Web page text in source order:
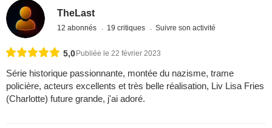
TheLast
12 abonnés 19 critiques Suivre son activité
5,0Publiée le 22 février 2023
Série historique passionnante, montée du nazisme, trame
policière, acteurs excellents et très belle réalisation, Liv Lisa Fries
(Charlotte) future grande, j'ai adoré.